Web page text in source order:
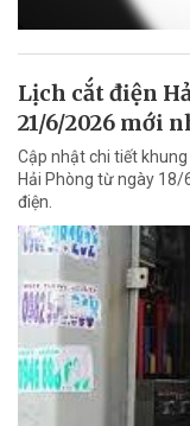
Lịch cắt điện
21/6/2026 mới
Cập nhật chi tiết
Hải Phòng từ ngày 18/
điện.